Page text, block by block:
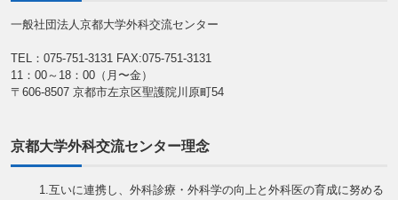
一般社団法人京都大学外科交流センター
TEL：075-751-3131 FAX:075-751-3131
11：00～18：00（月〜金）
〒606-8507 京都市左京区聖護院川原町54
京都大学外科交流センター理念
1.互いに連携し、外科診療・外科学の向上と外科医の育成に努める